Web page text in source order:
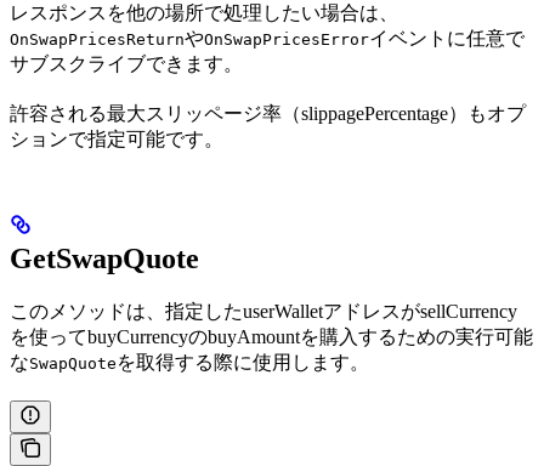
レスポンスを他の場所で処理したい場合は、
OnSwapPricesReturnやOnSwapPricesErrorイベントに任意で
サブスクライブできます。
許容される最大スリッページ率（slippagePercentage）もオプ
ションで指定可能です。
GetSwapQuote
このメソッドは、指定したuserWalletアドレスがsellCurrency
を使ってbuyCurrencyのbuyAmountを購入するための実行可能
なSwapQuote を取得する際に使用します。